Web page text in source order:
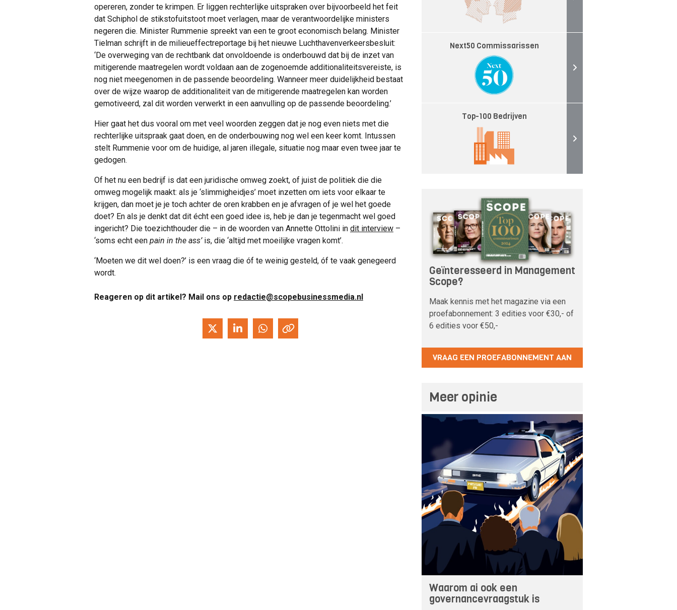
opereren, zonder te krimpen. Er liggen rechterlijke uitspraken over bijvoorbeeld het feit
dat Schiphol de stikstofuitstoot moet verlagen, maar de verantwoordelijke ministers
negeren die. Minister Rummenie spreekt van een te groot economisch belang. Minister
Tielman schrijft in de milieueffectreportage bij het nieuwe Luchthavenverkeersbesluit:
‘De overweging van de rechtbank dat onvoldoende is onderbouwd dat bij de inzet van
mitigerende maatregelen wordt voldaan aan de zogenoemde additionaliteitsvereiste, is
nog niet meegenomen in de passende beoordeling. Wanneer meer duidelijkheid bestaat
over de wijze waarop de additionaliteit van de mitigerende maatregelen kan worden
gemotiveerd, zal dit worden verwerkt in een aanvulling op de passende beoordeling.’
Hier gaat het dus vooral om met veel woorden zeggen dat je nog even niets met die
rechterlijke uitspraak gaat doen, en de onderbouwing nog wel een keer komt. Intussen
stelt Rummenie voor om de huidige, al jaren illegale, situatie nog maar even twee jaar te
gedogen.
Of het nu een bedrijf is dat een juridische omweg zoekt, of juist de politiek die die
omweg mogelijk maakt: als je ‘slimmigheidjes’ moet inzetten om iets voor elkaar te
krijgen, dan moet je je toch achter de oren krabben en je afvragen of je wel het goede
doet? En als je denkt dat dit écht een goed idee is, heb je dan je tegenmacht wel goed
ingericht? Die toezichthouder die – in de woorden van Annette Ottolini in dit interview –
‘soms echt een pain in the ass’is, die ‘altijd met moeilijke vragen komt’.
‘Moeten we dit wel doen?’ is een vraag die óf te weinig gesteld, óf te vaak genegeerd
wordt.
Reageren op dit artikel? Mail ons op redactie@scopebusinessmedia.nl
Next50 Commissarissen
Top-100 Bedrijven
Geïnteresseerd in Management
Scope?
Maak kennis met het magazine via een
proefabonnement: 3 edities voor €30,- of
6 edities voor €50,-
VRAAG EEN PROEFABONNEMENT AAN
Meer opinie
Waarom ai ook een
governancevraagstuk is